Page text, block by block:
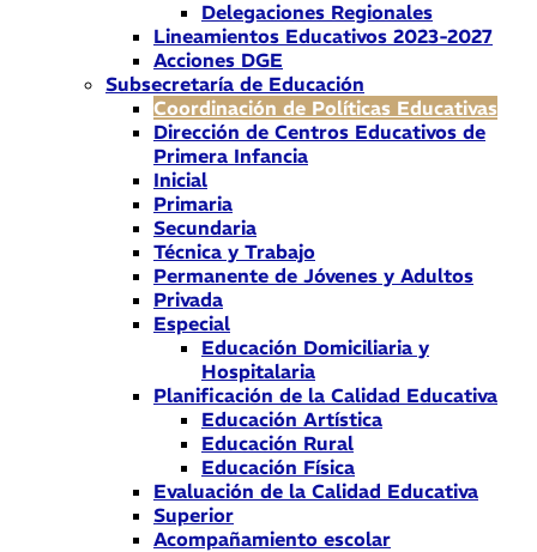
Delegaciones Regionales
Lineamientos Educativos 2023-2027
Acciones DGE
Subsecretaría de Educación
Coordinación de Políticas Educativas
Dirección de Centros Educativos de
Primera Infancia
Inicial
Primaria
Secundaria
Técnica y Trabajo
Permanente de Jóvenes y Adultos
Privada
Especial
Educación Domiciliaria y
Hospitalaria
Planificación de la Calidad Educativa
Educación Artística
Educación Rural
Educación Física
Evaluación de la Calidad Educativa
Superior
Acompañamiento escolar